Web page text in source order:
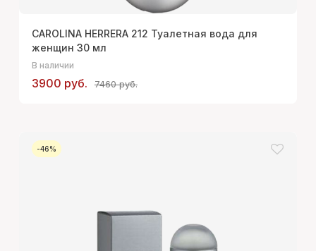
CAROLINA HERRERA 212 Туалетная вода для
женщин 30 мл
В наличии
3900 руб. 7460 руб.
-46%